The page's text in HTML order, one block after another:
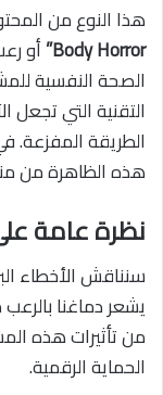
هذا النوع من
Body Horror” أو
الصحة النفسية
التقنية التي تجعل
الطريقة المفزعة.
هذه الظاهرة من
نظرة عامة
سنناقش الأخطاء
يشعر دماغنا
من تأثيرات هذه
الحماية الرقمية.